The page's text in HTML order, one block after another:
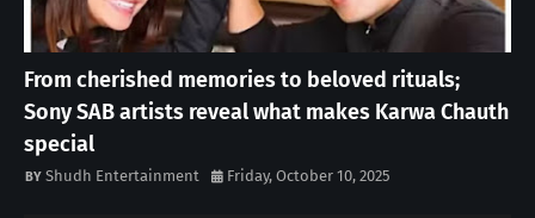
From cherished memories to beloved rituals;
Sony SAB artists reveal what makes Karwa Chauth
special
Shudh Entertainment Friday, October 10, 2025